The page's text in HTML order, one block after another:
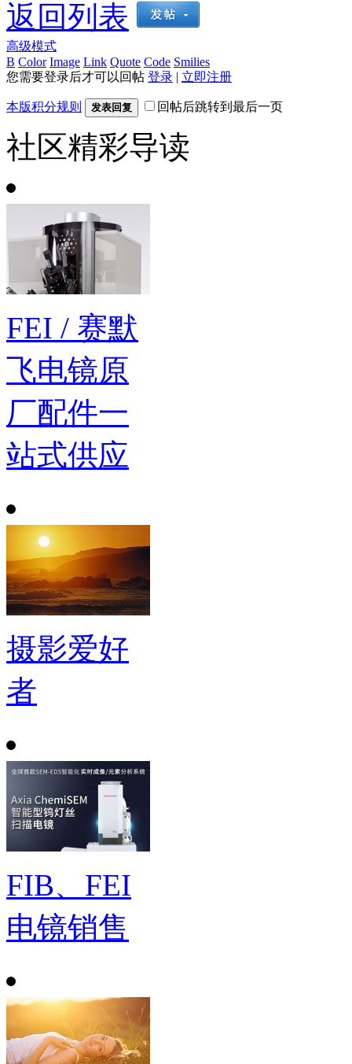
返回列表
高级模式
B Color Image Link Quote Code Smilies
您需要登录后才可以回帖 登录 | 立即注册
本版积分规则 发表回复 回帖后跳转到最后一页
社区精彩导读
FEI / 赛默
飞电镜原
厂配件一
站式供应
摄影爱好
者
FIB、FEI
电镜销售